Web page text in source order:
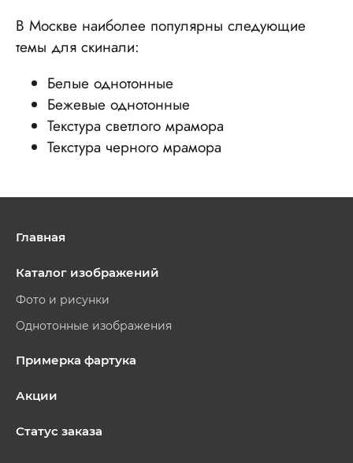
В Москве наиболее популярны следующие
темы для скинали:
Белые однотонные
Бежевые однотонные
Текстура светлого мрамора
Текстура черного мрамора
Главная
Каталог изображений
Фото и рисунки
Однотонные изображения
Примерка фартука
Акции
Статус заказа